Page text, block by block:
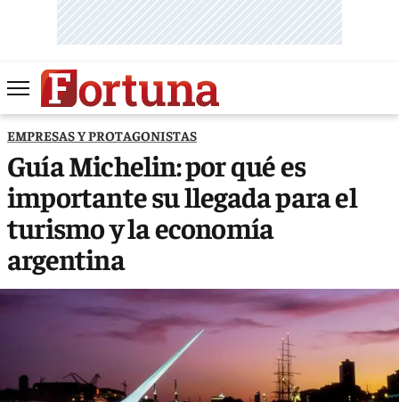
EMPRESAS Y PROTAGONISTAS
Guía Michelin: por qué es
importante su llegada para el
turismo y la economía
argentina